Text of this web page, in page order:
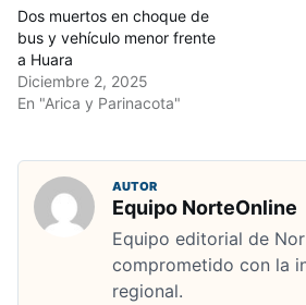
Dos muertos en choque de
bus y vehículo menor frente
a Huara
Diciembre 2, 2025
En "Arica y Parinacota"
AUTOR
Equipo NorteOnline
Equipo editorial de
comprometido con la
regional.